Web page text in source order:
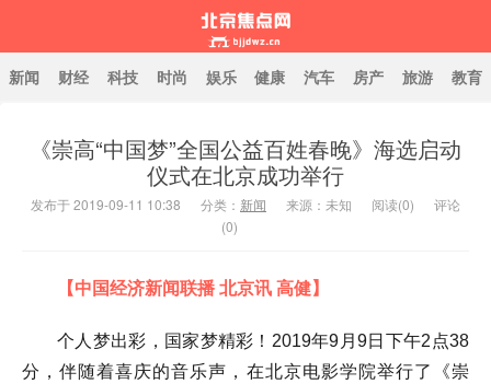
北京焦点网
新闻 财经 科技 时尚 娱乐 健康 汽车 房产 旅游 教育
《崇高“中国梦”全国公益百姓春晚》海选启动
仪式在北京成功举行
发布于 2019-09-11 10:38 分类： 新闻 来源：未知 阅读(0)
评论
(0)
【中国经济新闻联播 北京讯 高健】
个人梦出彩，国家梦精彩！2019年9月9日下午2点38
分，伴随着喜庆的音乐声，在北京电影学院举行了《崇